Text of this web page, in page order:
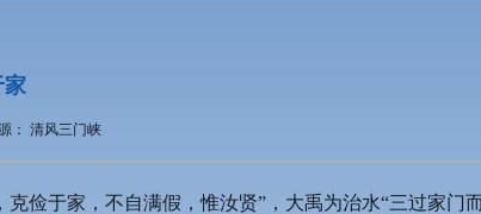
家
： 清风三门峡
俭于家，不自满假，惟汝贤”，大禹为治水“三过家门